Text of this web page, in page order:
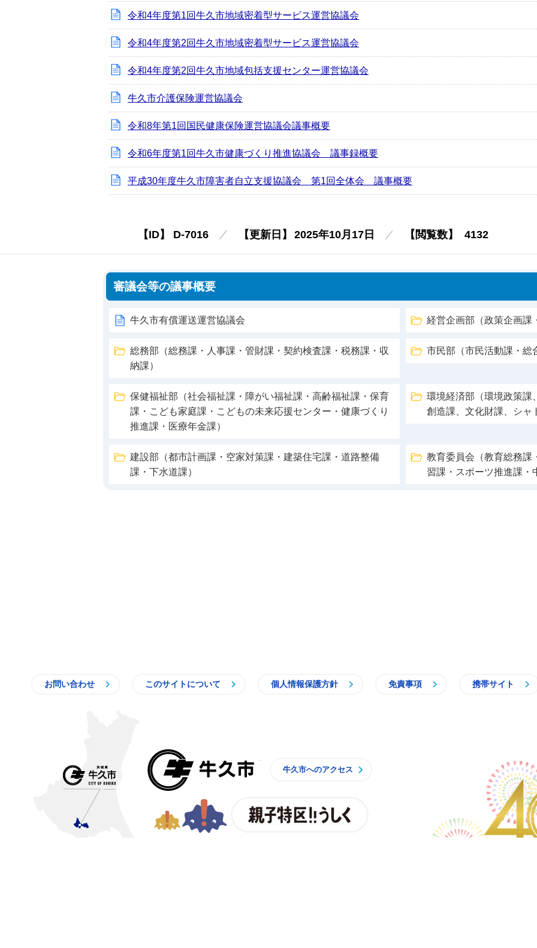
令和4年度第1回牛久市地域密着型サービス運営協議会
令和4年度第2回牛久市地域密着型サービス運営協議会
令和4年度第2回牛久市地域包括支援センター運営協議会
牛久市介護保険運営協議会
令和8年第1回国民健康保険運営協議会議事概要
令和6年度第1回牛久市健康づくり推進協議会 議事録概要
平成30年度牛久市障害者自立支援協議会 第1回全体会 議事概要
【ID】 D-7016 【更新日】 2025年10月17日 【閲覧数】 4132
審議会等の議事概要
牛久市有償運送運営協議会 経営企画部（政策企画課
総務部（総務課・人事課・管財課・契約検査課・税務課・収
納課）
市民部（市民活動課・総
保健福祉部（社会福祉課・障がい福祉課・高齢福祉課・保育
課・こども家庭課・こどもの未来応援センター・健康づくり
推進課・医療年金課）
環境経済部（環境政策課
創造課、文化財課、シャ
建設部（都市計画課・空家対策課・建築住宅課・道路整備
課・下水道課）
教育委員会（教育総務課
習課・スポーツ推進課・
お問い合わせ このサイトについて 個人情報保護方針 免責事項 携帯サイト
牛久市へのアクセス